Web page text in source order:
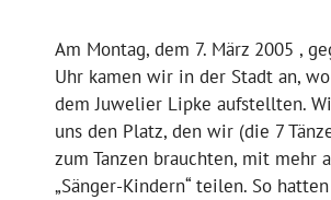
Am Montag, dem 7. März 2005 ,
Uhr kamen wir in der Stadt an,
dem Juwelier Lipke aufstellten.
uns den Platz, den wir (die 7
zum Tanzen brauchten, mit mehr
„Sänger-Kindern“ teilen. So